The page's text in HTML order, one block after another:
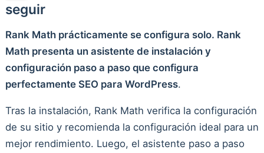
seguir
Rank Math prácticamente se configura solo. Rank
Math presenta un asistente de instalación y
configuración paso a paso que configura
perfectamente SEO para WordPress.
Tras la instalación, Rank Math verifica la configuración
de su sitio y recomienda la configuración ideal para un
mejor rendimiento. Luego, el asistente paso a paso